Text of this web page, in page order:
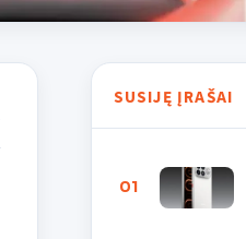
SUSIJĘ ĮRAŠAI
01